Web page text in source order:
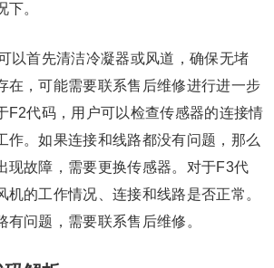
。
以首先清洁冷凝器或风道，确保无堵
在，可能需要联系售后维修进行进一步
F2代码，用户可以检查传感器的连接情
作。如果连接和线路都没有问题，那么
现故障，需要更换传感器。对于F3代
机的工作情况、连接和线路是否正常。
有问题，需要联系售后维修。